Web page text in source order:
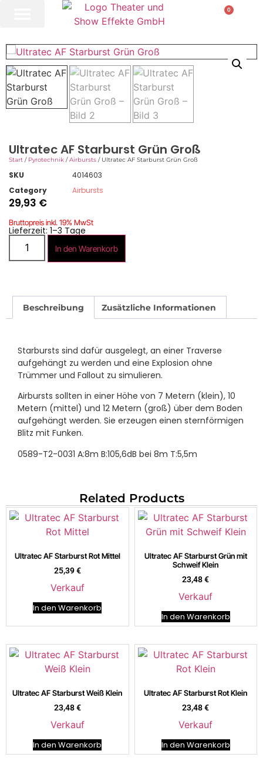
0
Ultratec AF Starburst Grün Groß
Start / Pyrotechnik /Airbursts / Ultratec AF Starburst Grün Groß
SKU
4014603
Category
Airbursts
29,93 €
Bruttopreis inkl. 19% MwSt
Lieferzeit: 1–3 Tage
In den Warenkorb
Beschreibung Zusätzliche Informationen
Starbursts sind dafür ausgelegt, an einer Traverse
aufgehängt zu werden und eine Explosion ohne
Trümmer und Fallout zu simulieren.
Airbursts sollten in einer Höhe von 7 Metern (klein), 10
Metern (mittel) und 12 Metern (groß) über dem Boden
aufgehängt werden. Sie erzeugen einen sternförmigen
Blitz mit Funken.
0589-T2-0031 A:8m B:105,6dB bei 8m T:5,5m
Related Products
Ultratec AF Starburst Rot Mittel
25,39€
Verkauf
In den Warenkorb
Ultratec AF Starburst Grün mit
Schweif Klein
23,48€
Verkauf
In den Warenkorb
Ultratec AF Starburst Weiß Klein
23,48€
Verkauf
In den Warenkorb
Ultratec AF Starburst Rot Klein
23,48€
Verkauf
In den Warenkorb